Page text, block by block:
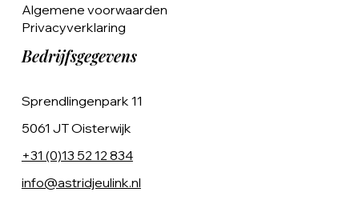
Algemene voorwaarden
Privacyverklaring
Bedrijfsgegevens
Sprendlingenpark 11
5061 JT Oisterwijk
+31 (0)13 52 12 834
info@astridjeulink.nl